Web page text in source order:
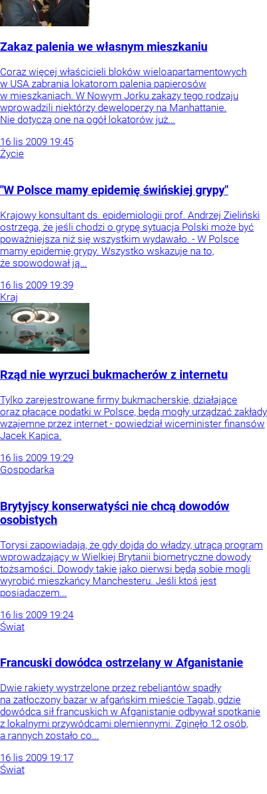
Zakaz palenia we własnym mieszkaniu
Coraz więcej właścicieli bloków wieloapartamentowych
w USA zabrania lokatorom palenia papierosów
w mieszkaniach. W Nowym Jorku zakazy tego rodzaju
wprowadzili niektórzy deweloperzy na Manhattanie.
Nie dotyczą one na ogół lokatorów już...
16 lis 2009 19:45
Życie
"W Polsce mamy epidemię świńskiej grypy"
Krajowy konsultant ds. epidemiologii prof. Andrzej Zieliński
ostrzega, że jeśli chodzi o grypę sytuacja Polski może być
poważniejsza niż się wszystkim wydawało. - W Polsce
mamy epidemię grypy. Wszystko wskazuje na to,
że spowodował ją...
16 lis 2009 19:39
Kraj
Rząd nie wyrzuci bukmacherów z internetu
Tylko zarejestrowane firmy bukmacherskie, działające
oraz płacące podatki w Polsce, będą mogły urządzać zakłady
wzajemne przez internet - powiedział wiceminister finansów
Jacek Kapica.
16 lis 2009 19:29
Gospodarka
Brytyjscy konserwatyści nie chcą dowodów
osobistych
Torysi zapowiadają, że gdy dojdą do władzy, utrącą program
wprowadzający w Wielkiej Brytanii biometryczne dowody
tożsamości. Dowody takie jako pierwsi będą sobie mogli
wyrobić mieszkańcy Manchesteru. Jeśli ktoś jest
posiadaczem...
16 lis 2009 19:24
Świat
Francuski dowódca ostrzelany w Afganistanie
Dwie rakiety wystrzelone przez rebeliantów spadły
na zatłoczony bazar w afgańskim mieście Tagab, gdzie
dowódca sił francuskich w Afganistanie odbywał spotkanie
z lokalnymi przywódcami plemiennymi. Zginęło 12 osób,
a rannych zostało co...
16 lis 2009 19:17
Świat